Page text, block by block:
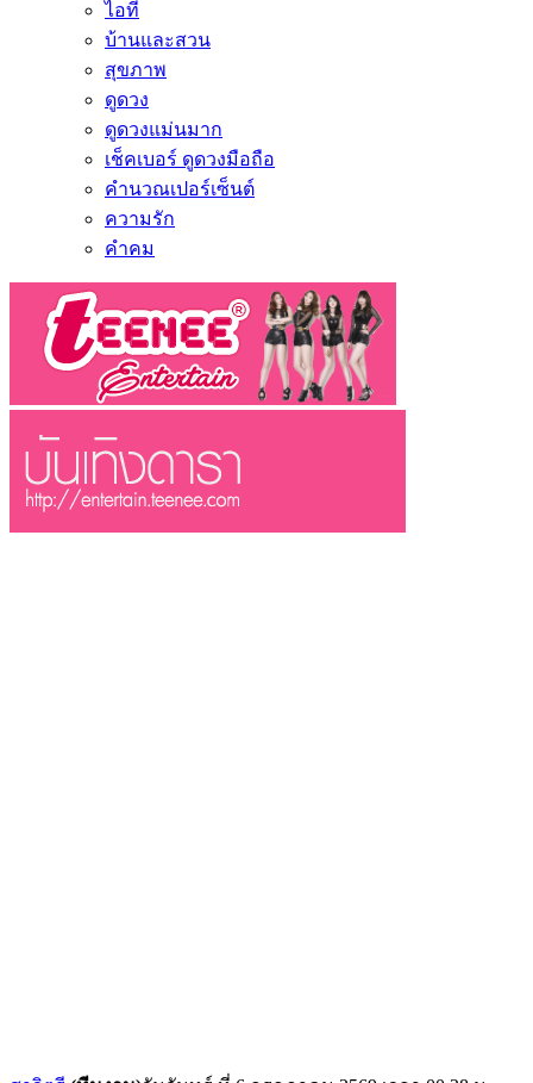
ไอที
บ้านและสวน
สุขภาพ
ดูดวง
ดูดวงแม่นมาก
เช็คเบอร์ ดูดวงมือถือ
คำนวณเปอร์เซ็นต์
ความรัก
คำคม